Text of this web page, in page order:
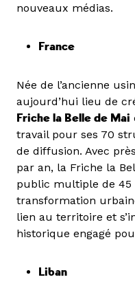
nouveaux médias.
France
Née de l’ancienne
aujourd’hui lieu de
Friche la Belle de Mai
travail pour ses 70
de diffusion. Avec
par an, la Friche la
public multiple de 45
transformation
lien au territoire et
historique engagé
Liban